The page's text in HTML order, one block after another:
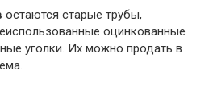
остаются старые трубы,
оцинкованные
уголки. Их можно продать в